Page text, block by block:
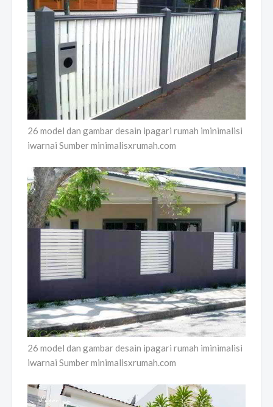
26 model dan gambar desain ipagari rumah iminimalisi
iwarnai Sumber minimalisxrumah.com
26 model dan gambar desain ipagari rumah iminimalisi
iwarnai Sumber minimalisxrumah.com